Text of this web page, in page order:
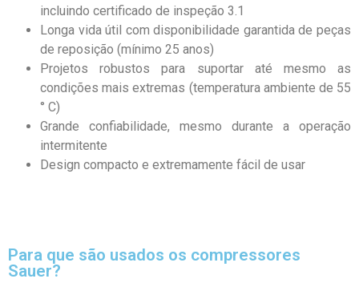
incluindo certificado de inspeção 3.1
Longa vida útil com disponibilidade garantida de peças
de reposição (mínimo 25 anos)
Projetos robustos para suportar até mesmo as
condições mais extremas (temperatura ambiente de 55
° C)
Grande confiabilidade, mesmo durante a operação
intermitente
Design compacto e extremamente fácil de usar
Para que são usados ​​os compressores
Sauer?